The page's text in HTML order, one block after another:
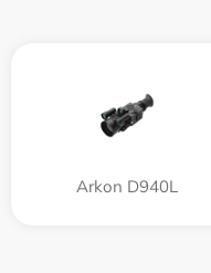
Arkon D940L